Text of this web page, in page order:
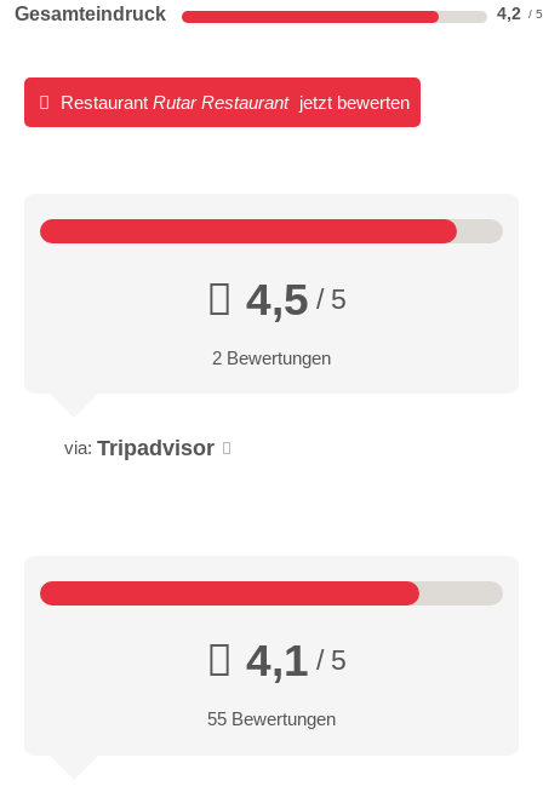
Gesamteindruck 4,2
Restaurant Rutar Restaurant jetzt bewerten
4,5 / 5
2 Bewertungen
via: Tripadvisor
4,1 / 5
55 Bewertungen